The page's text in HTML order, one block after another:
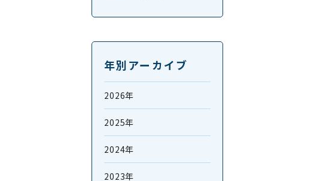
年別アーカイブ
2026年
2025年
2024年
2023年